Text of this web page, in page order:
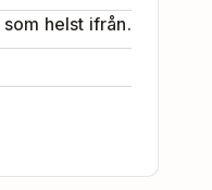
helst ifrån.